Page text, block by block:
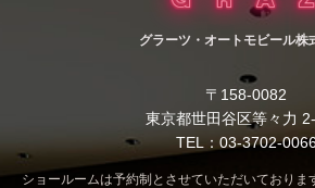
グラーツ・オートモビール株
〒158-0082
東京都世田谷区等々力
TEL：03-3702-
ショールームは予約制とさせていただいておりま